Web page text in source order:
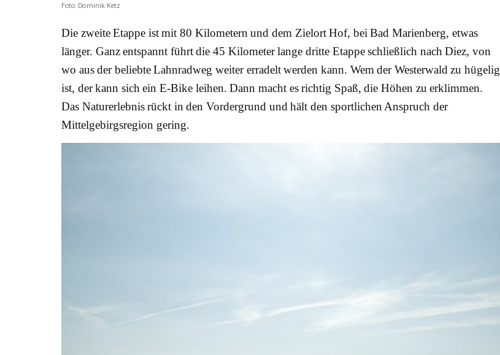
Foto: Dominik Ketz
Die zweite Etappe ist mit 80 Kilometern und dem Zielort Hof, bei Bad Marienberg, etwas
länger. Ganz entspannt führt die 45 Kilometer lange dritte Etappe schließlich nach Diez, von
wo aus der beliebte Lahnradweg weiter erradelt werden kann. Wem der Westerwald zu hügelig
ist, der kann sich ein E-Bike leihen. Dann macht es richtig Spaß, die Höhen zu erklimmen.
Das Naturerlebnis rückt in den Vordergrund und hält den sportlichen Anspruch der
Mittelgebirgsregion gering.